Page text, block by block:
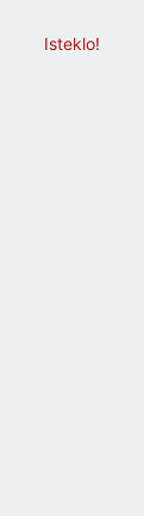
Isteklo!